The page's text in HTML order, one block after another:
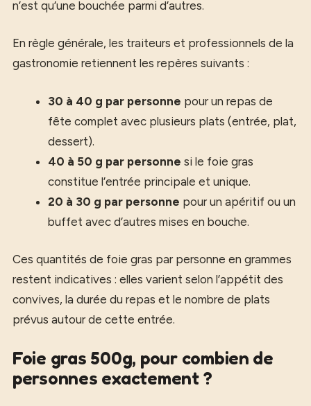
n’est qu’une bouchée parmi d’autres.
En règle générale, les traiteurs et professionnels de la
gastronomie retiennent les repères suivants :
30 à 40 g par personne pour un repas de
fête complet avec plusieurs plats (entrée, plat,
dessert).
40 à 50 g par personne si le foie gras
constitue l’entrée principale et unique.
20 à 30 g par personne pour un apéritif ou un
buffet avec d’autres mises en bouche.
Ces quantités de foie gras par personne en grammes
restent indicatives : elles varient selon l’appétit des
convives, la durée du repas et le nombre de plats
prévus autour de cette entrée.
Foie gras 500g, pour combien de
personnes exactement ?